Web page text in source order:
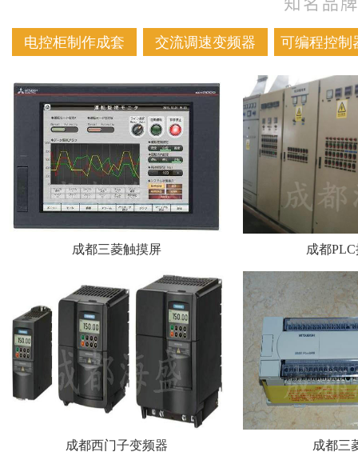
电控柜制作成套 交流调速变频器 可编程控制
成都三菱触摸屏 成都
成都西门子变频器 成都三